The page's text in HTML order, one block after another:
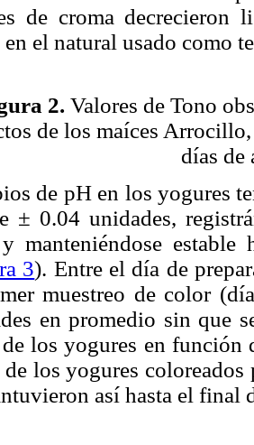
de croma decrecieron
en el natural usado como
2. Valores de Tono
de los maíces
días de
de pH en los yogures
± 0.04 unidades,
manteniéndose
3). Entre el día de
muestreo de color
en promedio sin que
los yogures en función
los yogures
así hasta el final